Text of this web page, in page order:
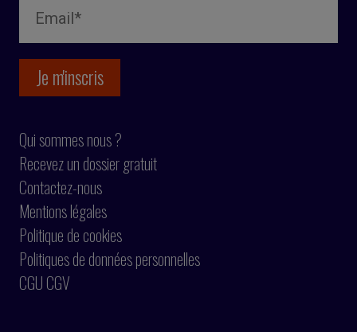
Qui sommes nous ?
Recevez un dossier gratuit
Contactez-nous
Mentions légales
Politique de cookies
Politiques de données personnelles
CGU CGV